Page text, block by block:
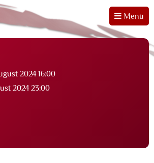
Menü
2024 16:00
2024 23:00